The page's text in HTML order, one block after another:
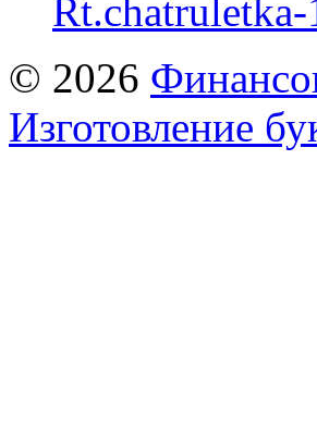
© 2026
Изготовление